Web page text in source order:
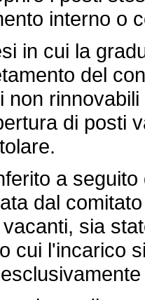
interno o
in cui la
del
non
di posti
a seguito
dal
sia
cui l'incarico